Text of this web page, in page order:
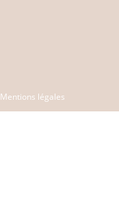
Mentions légales